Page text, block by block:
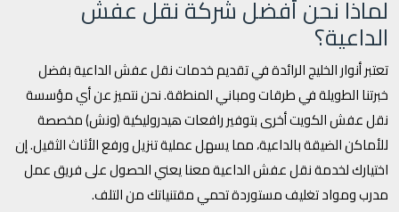
لماذا نحن أفضل شركة نقل عفش
الداعية؟
تعتبر أنوار الخليج الرائدة في تقديم خدمات نقل عفش الداعية بفضل
خبرتنا الطويلة في طرقات ومباني المنطقة. نحن نتميز عن أي مؤسسة
نقل عفش الكويت أخرى بتوفير رافعات هيدروليكية (ونش) مخصصة
للأماكن الضيقة بالداعية، مما يسهل عملية تنزيل ورفع الأثاث الثقيل. إن
اختيارك لخدمة نقل عفش الداعية معنا يعني الحصول على فريق عمل
مدرب ومواد تغليف مستوردة تحمي مقتنياتك من التلف.